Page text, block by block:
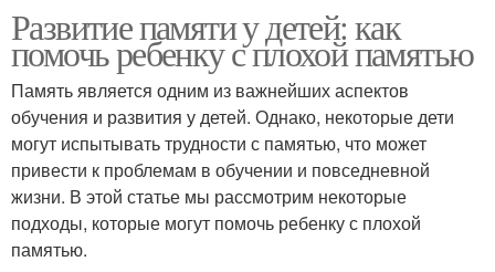
Развитие памяти у детей: как
помочь ребенку с плохой памятью
Память является одним из важнейших аспектов
обучения и развития у детей. Однако, некоторые дети
могут испытывать трудности с памятью, что может
привести к проблемам в обучении и повседневной
жизни. В этой статье мы рассмотрим некоторые
подходы, которые могут помочь ребенку с плохой
памятью.